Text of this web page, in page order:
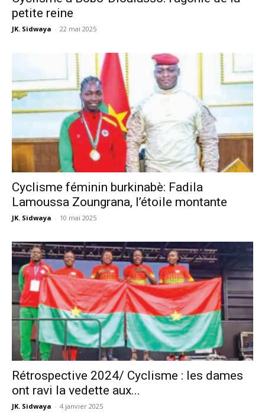
petite reine
JK. Sidwaya - 22 mai 2025
Cyclisme féminin burkinabè: Fadila
Lamoussa Zoungrana, l’étoile montante
JK. Sidwaya - 10 mai 2025
Rétrospective 2024/ Cyclisme : les dames
ont ravi la vedette aux...
JK. Sidwaya - 4 janvier 2025